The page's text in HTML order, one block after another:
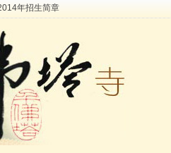
年招生简章
计时 殊胜华严法会 快快同享富贵庄严海
通知
《六祖坛经》
的开示
部 2016年招生简章
法
藏七 冥阳两利普渡群蒙盂兰盆